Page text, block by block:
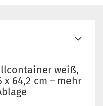
weiß,
x 64,2 cm – mehr